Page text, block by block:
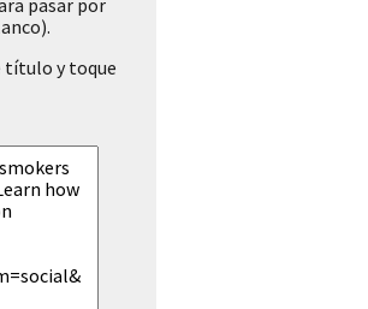
título y toque